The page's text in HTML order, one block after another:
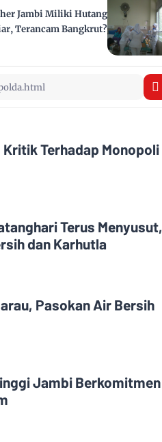
Jambi Miliki Hutang
Terancam Bangkrut?
Terhadap Monopoli
Terus Menyusut,
dan Karhutla
Pasokan Air Bersih
Jambi Berkomitmen